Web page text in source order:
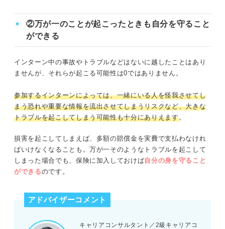
②万が一のことが起こったときも自分を守ること
ができる
インターン中の事故やトラブルなどはないに越したことはあり
ませんが、それらが起こる可能性は0ではありません。
参加するインターンによっては、一緒にいる人を怪我させてし
まう恐れや重要な情報を流出させてしまうリスクなど、大きな
トラブルを起こしてしまう可能性も十分にありえます。
損害を起こしてしまえば、多額の賠償金を実費で支払わなけれ
ばいけなくなることも。万が一そのようなトラブルを起こして
しまった場合でも、保険に加入しておけば自分の身を守ること
ができるのです。
アドバイザーコメント
キャリアコンサルタント／2級キャリアコ